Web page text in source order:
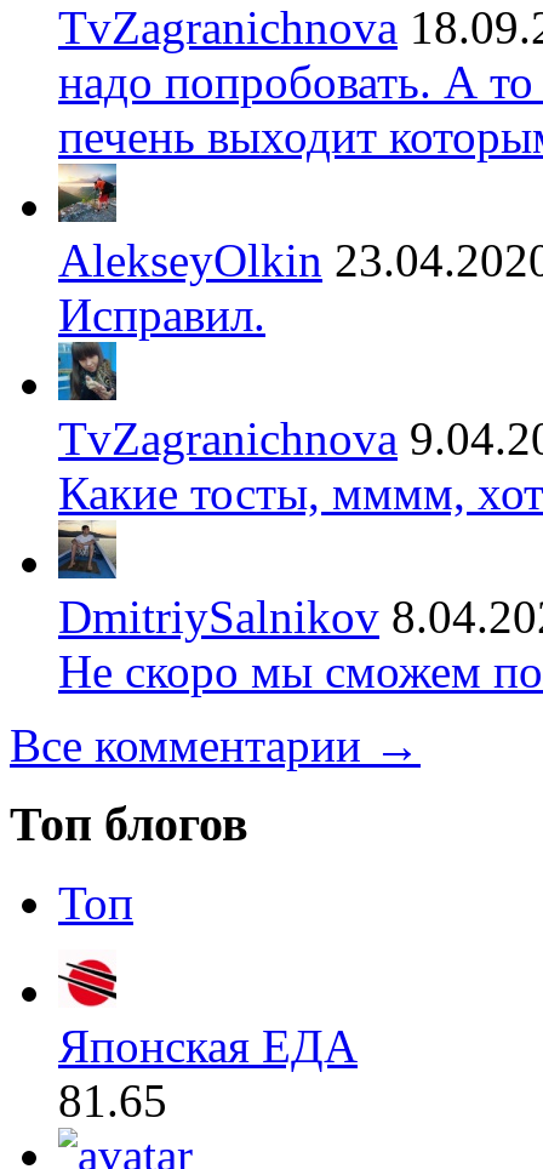
TvZagranichnova
надо попробовать. А
печень выходит
AlekseyOlkin
Исправил.
TvZagranichnova
Какие тосты, мммм,
DmitriySalnikov
Не скоро мы сможем
Все комментарии →
Топ блогов
Топ
Японская ЕДА
81.65